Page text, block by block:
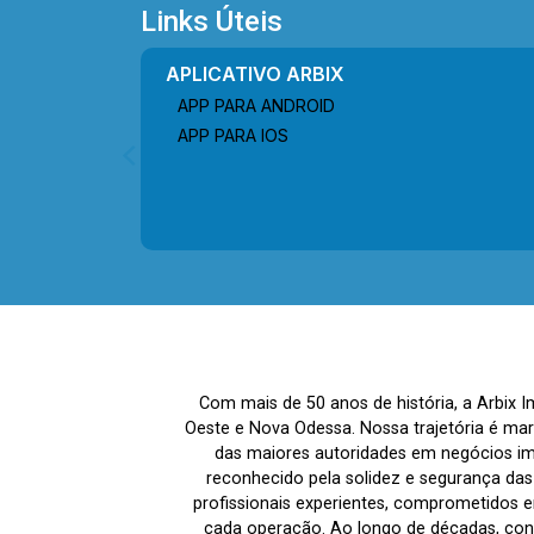
proporcionando praticidade e fácil
acesso às principais vias da cidade.
Entre em contato com a equipe da Arbix
Imóveis e agende a sua visita!!
WhatsApp e Telefone: (19) 3475-4546
Links Úteis
APLICATIVO ARBIX
APP PARA ANDROID
APP PARA IOS
Com mais de 50 anos de história, a Arbix
Oeste e Nova Odessa. Nossa trajetória é
das maiores autoridades em negócios
reconhecido pela solidez e segurança
profissionais experientes, comprometidos
cada operação. Ao longo de décadas,